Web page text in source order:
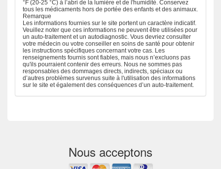
°F (20-25 °C) à l’abri de la lumière et de l'humidité. Conservez
tous les médicaments hors de portée des enfants et des animaux.
Remarque
Les informations fournies sur le site portent un caractère indicatif.
Veuillez noter que ces informations ne peuvent être utilisées pour
un auto-traitement et un autodiagnostic. Vous devriez consulter
votre médecin ou votre conseiller en soins de santé pour obtenir
les instructions spécifiques concernant votre cas. Les
renseignements fournis sont fiables, mais nous n’excluons pas
qu'ils pourraient contenir des erreurs. Nous ne sommes pas
responsables des dommages directs, indirects, spéciaux ou
d’autres problèmes survenus suite à l'utilisation des informations
sur le site et également des conséquences d’un auto-traitement.
Nous acceptons